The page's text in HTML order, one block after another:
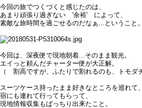
今回の旅でつくづくと感じたのは、
あまり頑張り過ぎない '余裕' によって、
素敵な旅時間を過ごせるのだなぁ...ということ。
今回は、深夜便で現地朝着...そのまま観光。
エイっと頼んだチャーター便が大正解。
（ 割高ですが、ふたりで割れるのも、トモダ
スーツケース持ったまま好きなところを巡れて、
宿にも連れて行ってもらって、
現地情報収集もばっちり出来たこと。